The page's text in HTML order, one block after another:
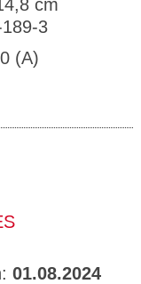
cm
3
(A)
01.08.2024